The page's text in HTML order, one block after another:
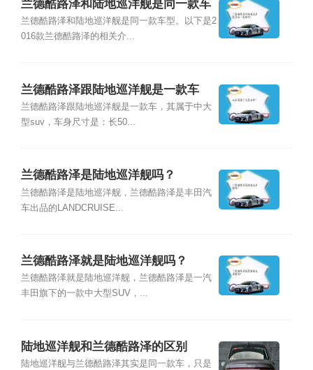
兰德酷路泽和陆地巡洋舰是同一款车
吗？
兰德酷路泽和陆地巡洋舰是同一款车型。以下是2
016款兰德酷路泽的相关介...
兰德酷路泽跟陆地巡洋舰是一款车
吗？
兰德酷路泽跟陆地巡洋舰是一款车，其属于中大
型suv，车身尺寸是：长50...
兰德酷路泽是陆地巡洋舰吗？
兰德酷路泽是陆地巡洋舰，兰德酷路泽是丰田汽
车出品的LANDCRUISE...
兰德酷路泽就是陆地巡洋舰吗？
兰德酷路泽就是陆地巡洋舰，兰德酷路泽是一汽
丰田旗下的一款中大型SUV，...
陆地巡洋舰和兰德酷路泽的区别
陆地巡洋舰与兰德酷路泽其实是同一款车，只是